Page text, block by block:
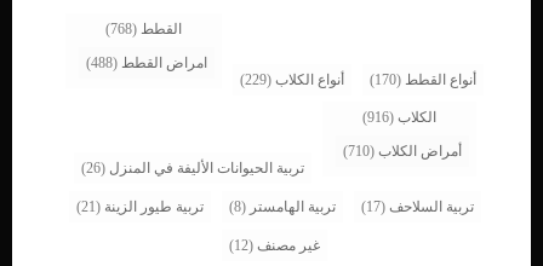
أنواع القطط (170) أنواع الكلاب (229)
القطط (768)
امراض القطط (488)
الكلاب (916)
أمراض الكلاب (710)
تربية الحيوانات الأليفة في المنزل (26)
تربية السلاحف (17) تربية الهامستر (8) تربية طيور الزينة (21)
غير مصنف (12)